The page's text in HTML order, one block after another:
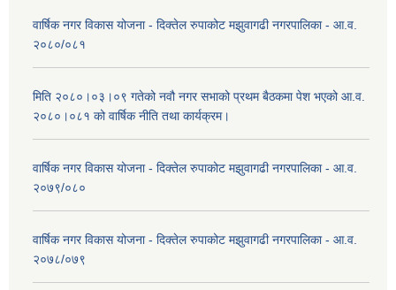
वार्षिक नगर विकास योजना - दिक्तेल रुपाकोट मझुवागढी नगरपालिका - आ.व.
२०८०/०८१
मिति २०८०।०३।०९ गतेको नवौ नगर सभाको प्रथम बैठकमा पेश भएको आ.व.
२०८०।०८१ को वार्षिक नीति तथा कार्यक्रम।
वार्षिक नगर विकास योजना - दिक्तेल रुपाकोट मझुवागढी नगरपालिका - आ.व.
२०७९/०८०
वार्षिक नगर विकास योजना - दिक्तेल रुपाकोट मझुवागढी नगरपालिका - आ.व.
२०७८/०७९